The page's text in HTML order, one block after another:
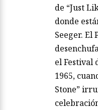
de “Just
donde
Seeger. El
el Festival
1965,
Stone”